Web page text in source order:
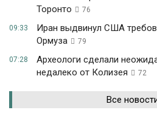
Торонто
76
09:33
Иран выдвинул США
Ормуза
79
07:28
Археологи сделали
недалеко от Колизея
72
Все